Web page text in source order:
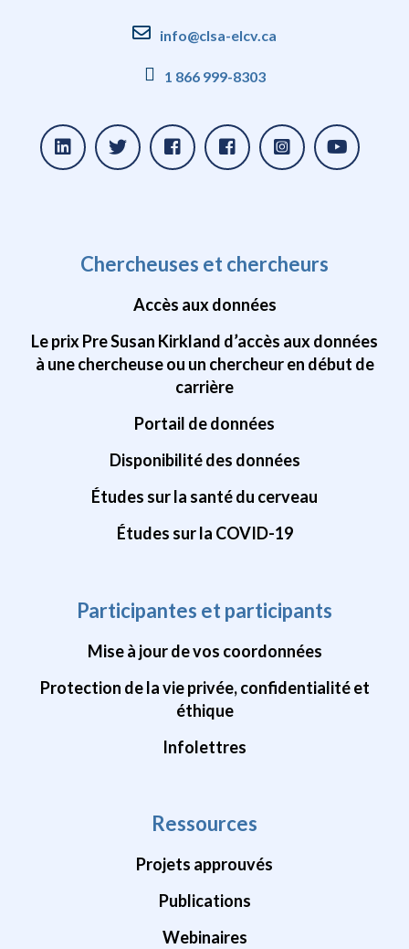
info@clsa-elcv.ca
1 866 999-8303
Chercheuses et chercheurs
Accès aux données
Le prix Pre Susan Kirkland d’accès aux données
à une chercheuse ou un chercheur en début de
carrière
Portail de données
Disponibilité des données
Études sur la santé du cerveau
Études sur la COVID-19
Participantes et participants
Mise à jour de vos coordonnées
Protection de la vie privée, confidentialité et
éthique
Infolettres
Ressources
Projets approuvés
Publications
Webinaires